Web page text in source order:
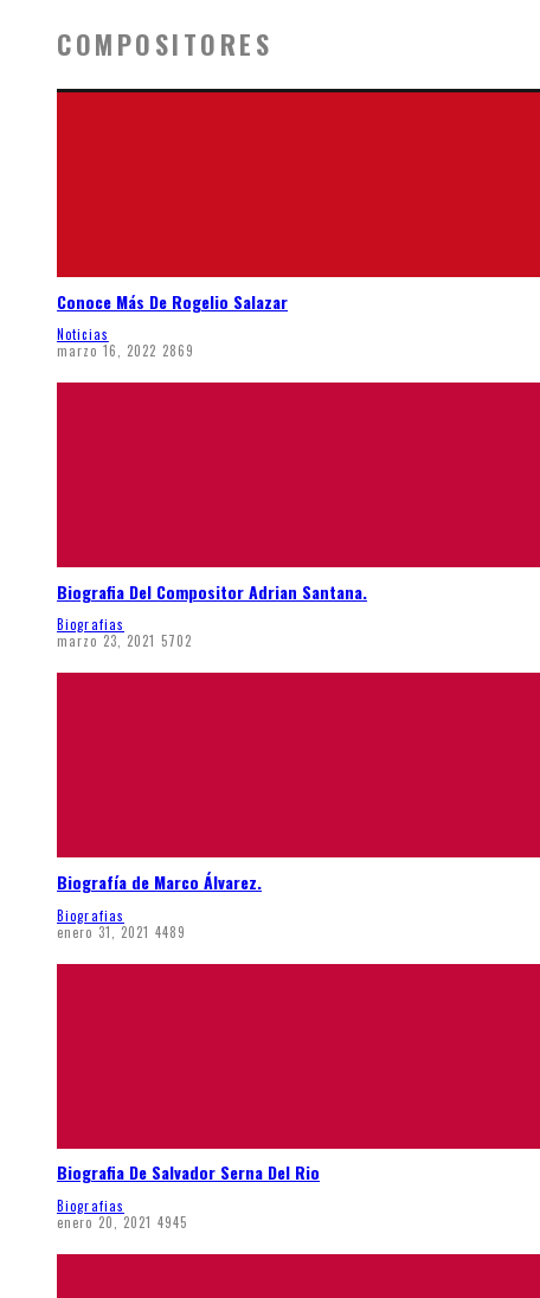
COMPOSITORES
Conoce Más De Rogelio Salazar
Noticias
marzo 16, 2022 2869
Biografia Del Compositor Adrian Santana.
Biografias
marzo 23, 2021 5702
Biografía de Marco Álvarez.
Biografias
enero 31, 2021 4489
Biografia De Salvador Serna Del Rio
Biografias
enero 20, 2021 4945